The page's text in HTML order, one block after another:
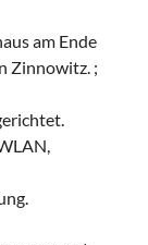
am Ende
Zinnowitz. ;